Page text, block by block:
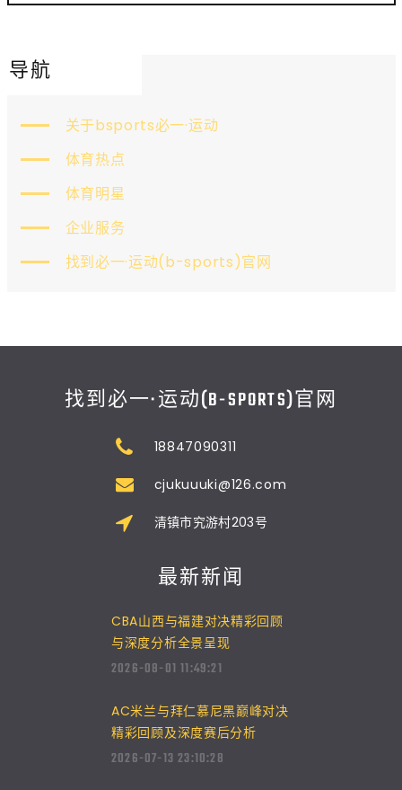
导航
关于bsports必一·运动
体育热点
体育明星
企业服务
找到必一·运动(b-sports)官网
找到必一·运动(B-SPORTS)官网
18847090311
cjukuuuki@126.com
清镇市究游村203号
最新新闻
CBA山西与福建对决精彩回顾
与深度分析全景呈现
2026-08-01 11:49:21
AC米兰与拜仁慕尼黑巅峰对决
精彩回顾及深度赛后分析
2026-07-13 23:10:28